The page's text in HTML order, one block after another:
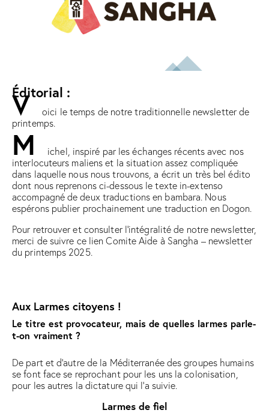
Éditorial :
V
oici le temps de notre traditionnelle newsletter de
printemps.
M
ichel, inspiré par les échanges récents avec nos
interlocuteurs maliens et la situation assez compliquée
dans laquelle nous nous trouvons, a écrit un très bel édito
dont nous reprenons ci-dessous le texte in-extenso
accompagné de deux traductions en bambara. Nous
espérons publier prochainement une traduction en Dogon.
Pour retrouver et consulter l’intégralité de notre newsletter,
merci de suivre ce lienComite Aide à Sangha – newsletter
du printemps 2025.
Aux Larmes citoyens !
Le titre est provocateur, mais de quelles larmes parle-
t-on vraiment ?
De part et d’autre de la Méditerranée des groupes humains
se font face se reprochant pour les uns la colonisation,
pour les autres la dictature qui l’a suivie.
Larmes de fiel